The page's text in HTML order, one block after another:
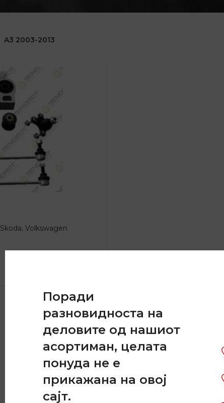
Поради
разновидноста на
деловите од нашиот
асортиман, целата
понуда не е
прикажана на овој
сајт.
A3 2003-2013
Skoda, Volkswagen